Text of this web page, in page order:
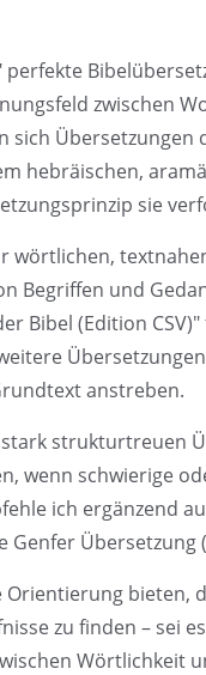
zwischen
sich Übersetzungen
hebräischen,
sie
wörtlichen,
Begriffen und
Bibel (Edition
anstreben.
strukturtreuen
wenn schwierige
ich ergänzend
Übersetzung
bieten,
zu finden – sei
Wörtlichkeit